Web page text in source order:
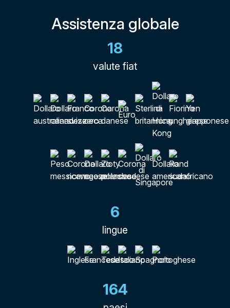
Assistenza globale
18
valute fiat
6
lingue
164